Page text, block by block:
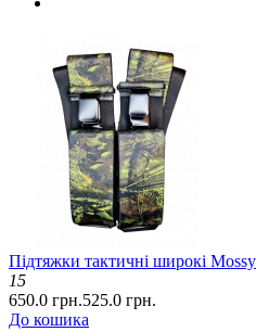
Підтяжки тактичні широкі
15
650.0 грн.525.0 грн.
До кошика